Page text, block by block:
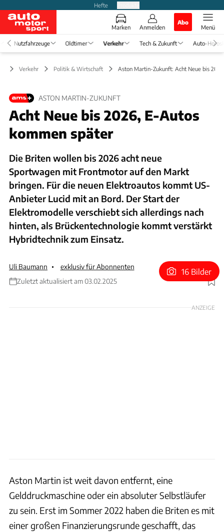
Hefte
Marken Anmelden
Abo
Menü
Nutzfahrzeuge Oldtimer Verkehr Tech & Zukunft Auto-
Verkehr Politik & Wirtschaft Aston Martin-Zukunft: Acht Neue bis 2026
ASTON MARTIN-ZUKUNFT
Acht Neue bis 2026, E-Autos
kommen später
Die Briten wollen bis 2026 acht neue
Sportwagen mit Frontmotor auf den Markt
bringen. Für die neuen Elektroautos kommt US-
Anbieter Lucid mit an Bord. Der Start der
Elektromodelle verschiebt sich allerdings nach
hinten, als Brückentechnologie kommt verstärkt
Hybridtechnik zum Einsatz.
Uli Baumann
exklusiv für Abonnenten
Zuletzt aktualisiert am 03.02.2025
Foto: Aston Martin
16 Bilder
ANZEIGE
Aston Martin ist weit davon entfernt, eine
Gelddruckmaschine oder ein absoluter Selbstläufer
zu sein. Erst im Sommer 2022 haben die Briten es mit
einer großen Finanzierungsrunde geschafft, das